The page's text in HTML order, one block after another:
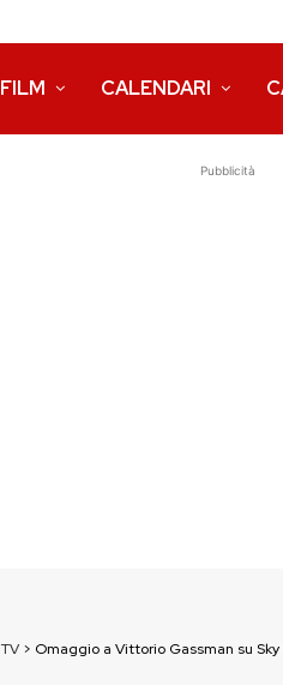
FILM CALENDARI
Pubblicità
TV> Omaggio a Vittorio Gassman su